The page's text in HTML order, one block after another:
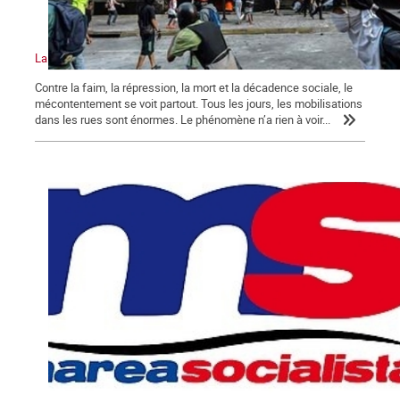
La crise au Venezuela atteint un niveau sans précédent
Contre la faim, la répression, la mort et la décadence sociale, le
mécontentement se voit partout. Tous les jours, les mobilisations
dans les rues sont énormes. Le phénomène n’a rien à voir...